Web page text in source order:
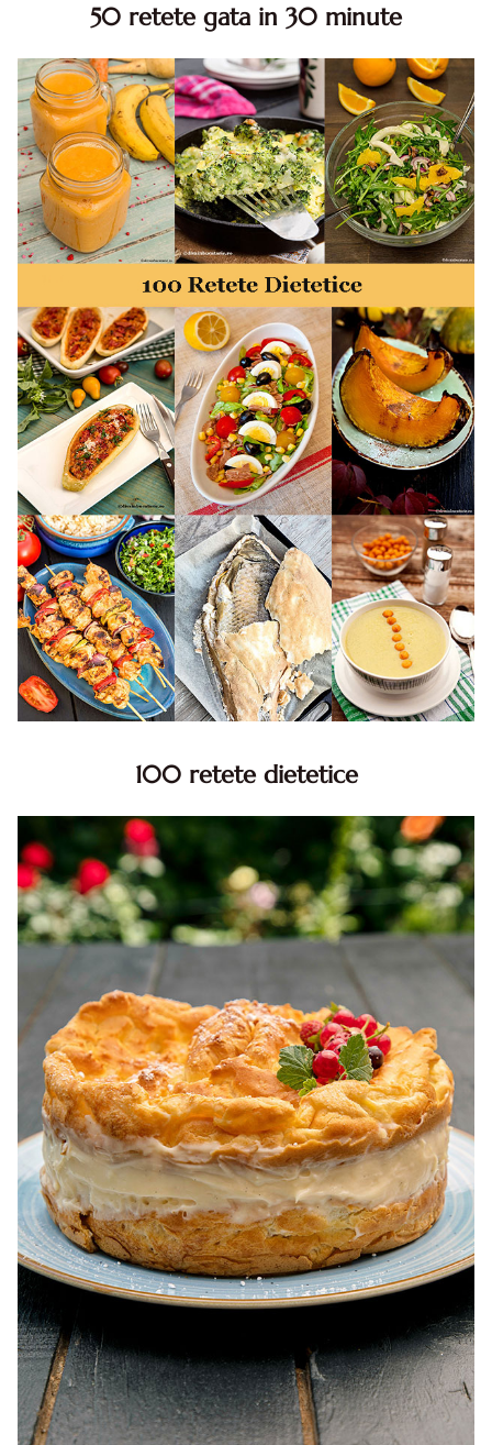
50 retete gata in 30 minute
minute. Retete rapide. Retete rapide de mancare. Idei
retete mancare rapid
100 retete dietetice
dietetice. Idei retete dietetice. 100 Retete mancare
pentru dieta.